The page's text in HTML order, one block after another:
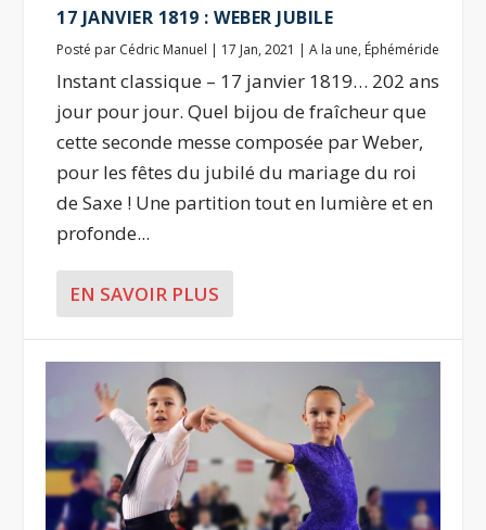
17 JANVIER 1819 : WEBER JUBILE
Posté par Cédric Manuel | 17 Jan, 2021 |A la une, Éphéméride
Instant classique – 17 janvier 1819… 202 ans
jour pour jour. Quel bijou de fraîcheur que
cette seconde messe composée par Weber,
pour les fêtes du jubilé du mariage du roi
de Saxe ! Une partition tout en lumière et en
profonde...
EN SAVOIR PLUS